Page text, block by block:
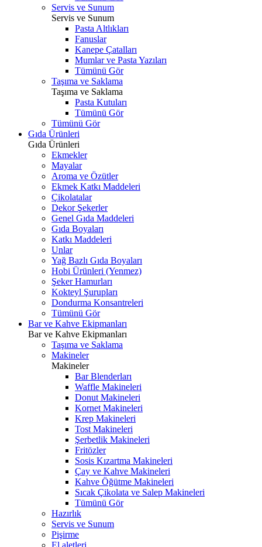
Servis ve Sunum
Servis ve Sunum
Pasta Altlıkları
Fanuslar
Kanepe Çatalları
Mumlar ve Pasta Yazıları
Tümünü Gör
Taşıma ve Saklama
Taşıma ve Saklama
Pasta Kutuları
Tümünü Gör
Tümünü Gör
Gıda Ürünleri
Gıda Ürünleri
Ekmekler
Mayalar
Aroma ve Özütler
Ekmek Katkı Maddeleri
Çikolatalar
Dekor Şekerler
Genel Gıda Maddeleri
Gıda Boyaları
Katkı Maddeleri
Unlar
Yağ Bazlı Gıda Boyaları
Hobi Ürünleri (Yenmez)
Şeker Hamurları
Kokteyl Şurupları
Dondurma Konsantreleri
Tümünü Gör
Bar ve Kahve Ekipmanları
Bar ve Kahve Ekipmanları
Taşıma ve Saklama
Makineler
Makineler
Bar Blenderları
Waffle Makineleri
Donut Makineleri
Kornet Makineleri
Krep Makineleri
Tost Makineleri
Şerbetlik Makineleri
Fritözler
Sosis Kızartma Makineleri
Çay ve Kahve Makineleri
Kahve Öğütme Makineleri
Sıcak Çikolata ve Salep Makineleri
Tümünü Gör
Hazırlık
Servis ve Sunum
Pişirme
El aletleri